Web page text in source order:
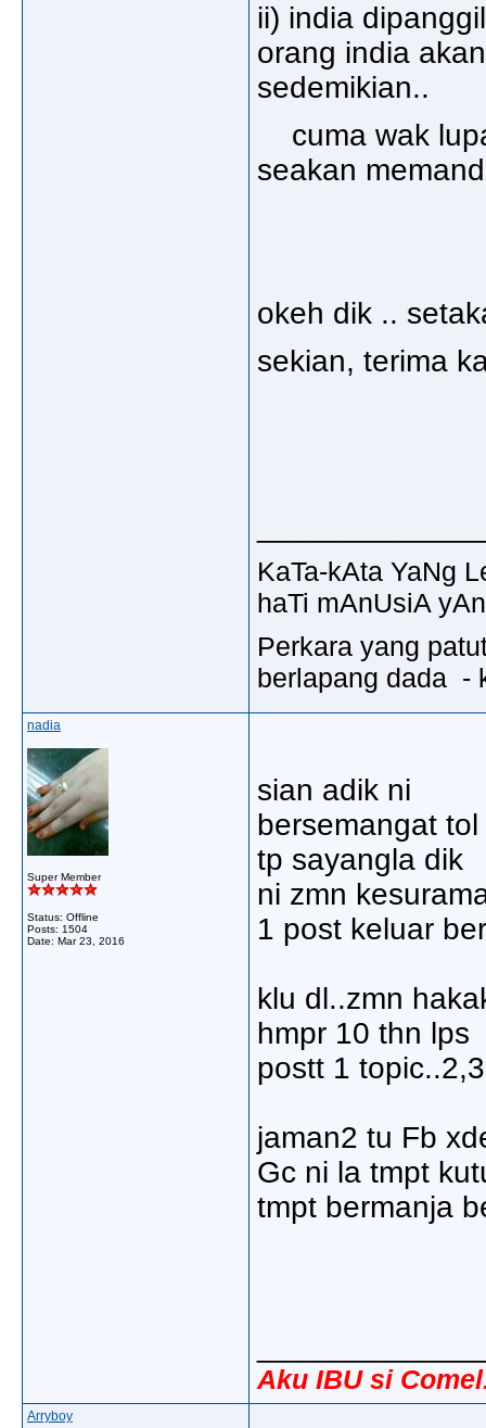
ii) india
orang india
sedemikian..
cuma wak
seakan
okeh dik ..
sekian, terima
KaTa-kAta YaNg
haTi mAnUsiA
Perkara yang
berlapang dada -
nadia
Super Member
Status: Offline
Posts: 1504
Date: Mar 23, 2016
sian adik ni
bersemangat
tp sayangla dik
ni zmn
1 post keluar
klu dl..zmn
hmpr 10 thn lps
postt 1
jaman2 tu Fb
Gc ni la tmpt
tmpt bermanja
Aku IBU si
Arryboy